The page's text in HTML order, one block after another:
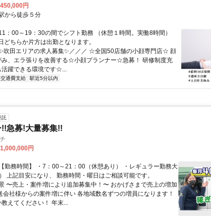
円
江坂駅から徒歩５分
：00～19：30の間でシフト勤務 （休憩１時間。実働8時間）
どちらか片方は出勤となります。
吹田エリアの求人募集✨／／／ ☆全国50店舗の小顔専門店☆ 顔
み、エラ張りを改善する☆小顔プランナー☆急募！ 研修制度充
活躍できる環境です☆...
交通費支給 駅近5分以内
託
急募!大量募集!!
円
勤務時間】 ・7：00～21：00（休憩あり） ・レギュラー勤務大
上記目安になり、 勤務時間・曜日はご相談可能です。
〜売上・案件増により追加募集中！〜 おかげさまで売上の増加
会社様からの案件増に伴い 各地域数名ずつの増員になります！
えてください！ 年末...